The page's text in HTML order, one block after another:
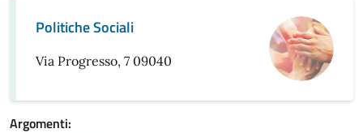
Politiche Sociali
Via Progresso, 7 09040
Argomenti: